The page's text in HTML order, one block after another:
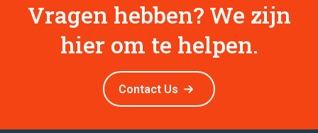
Vragen hebben? We zijn
hier om te helpen.
Contact Us